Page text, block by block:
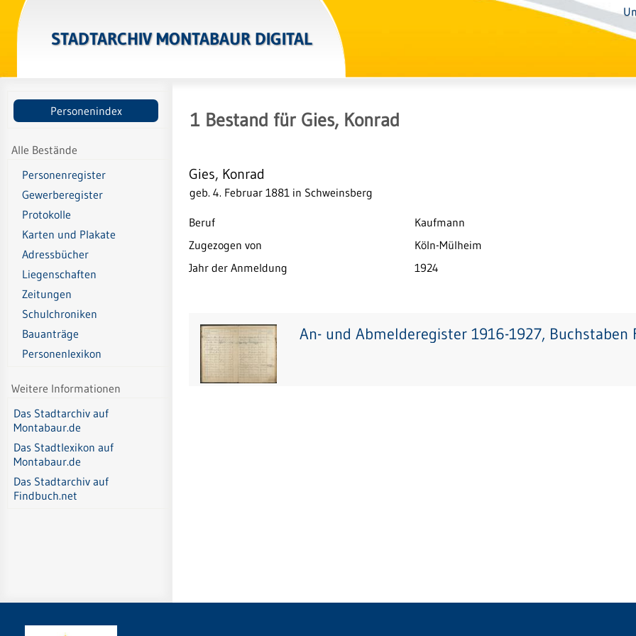
STADTARCHIV MONTABAUR DIGITAL
Personenindex
Alle Bestände
Personenregister
Gewerberegister
Protokolle
Karten und Plakate
Adressbücher
Liegenschaften
Zeitungen
Schulchroniken
Bauanträge
Personenlexikon
Weitere Informationen
Das Stadtarchiv auf
Montabaur.de
Das Stadtlexikon auf
Montabaur.de
Das Stadtarchiv auf
Findbuch.net
1 Bestand für Gies, Konrad
Gies, Konrad
geb. 4. Februar 1881 in Schweinsberg
Beruf
Kaufmann
Zugezogen von
Köln-Mülheim
Jahr der Anmeldung
1924
An- und Abmelderegister 1916-1927, Buchstaben